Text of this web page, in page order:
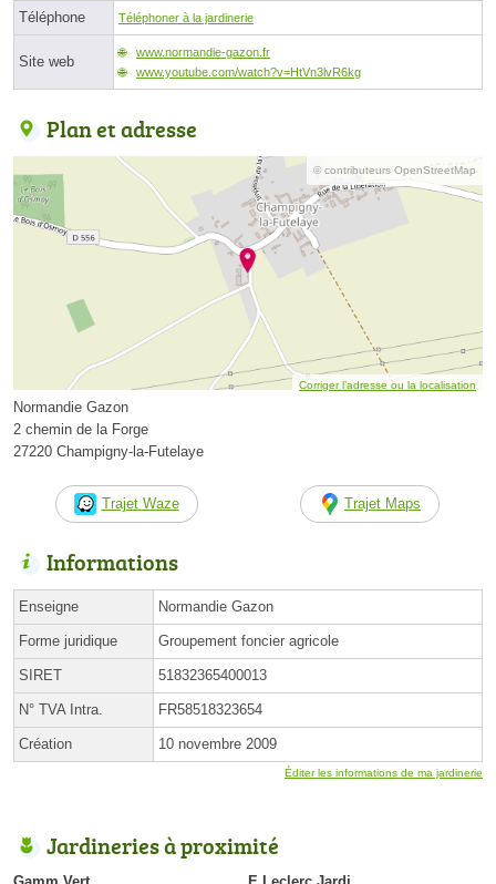
Téléphone Téléphoner à la jardinerie
Site web
www.normandie-gazon.fr
www.youtube.com/watch?v=HtVn3lvR6kg
Plan et adresse
© contributeurs OpenStreetMap
Corriger l’adresse ou la localisation
Normandie Gazon
2 chemin de la Forge
27220 Champigny-la-Futelaye
Trajet Waze Trajet Maps
Informations
Enseigne Normandie Gazon
Forme juridique Groupement foncier agricole
SIRET 51832365400013
N° TVA Intra. FR58518323654
Création 10 novembre 2009
Éditer les informations de ma jardinerie
Jardineries à proximité